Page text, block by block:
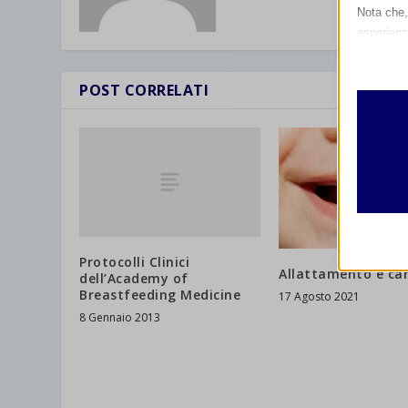
POST CORRELATI
Protocolli Clinici
dell’Academy of
Breastfeeding Medicine
8 Gennaio 2013
Allattamento e
17 Agosto 2021
Nota
I
Altri